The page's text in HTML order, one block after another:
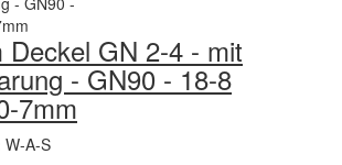
Deckel GN 2-4 - mit
- GN90 - 18-8
7mm
W-A-S